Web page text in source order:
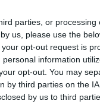
parties, or processing
us, please use the
opt-out request is
information
opt-out. You may
third parties on the
by us to third
kobiet— ogólnie